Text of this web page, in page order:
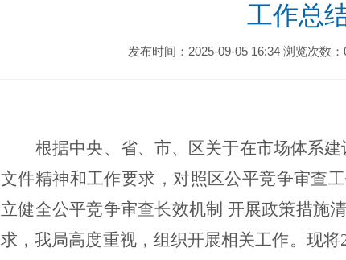
工作总
发布时间：2025-09-05 16:34 浏览次数：
根据中央、省、市、区关于在市场体系
文件精神和工作要求 ，对照区公平竞争审查
立健全公平竞争审查长效机制 开展政策措施
求，我局高度重视，组织开展相关工作。现将